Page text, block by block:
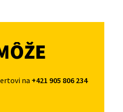
na +421 905 806 234